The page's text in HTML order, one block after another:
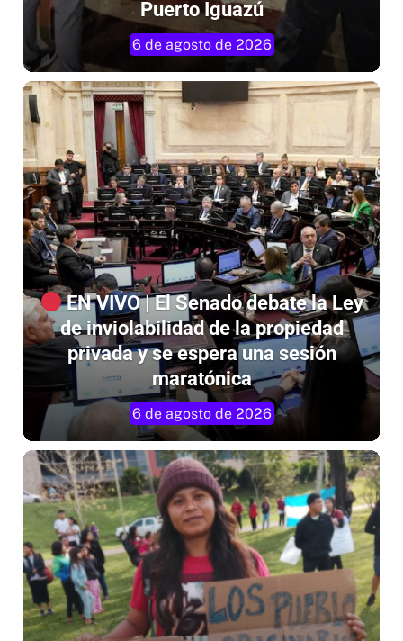
6 de agosto de 2026
EN VIVO | El Senado debate la Ley
de inviolabilidad de la propiedad
privada y se espera una sesión
maratónica
6 de agosto de 2026